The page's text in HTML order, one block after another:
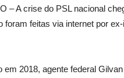
– A crise do PSL nacional
foram feitas via internet por
2018, agente federal